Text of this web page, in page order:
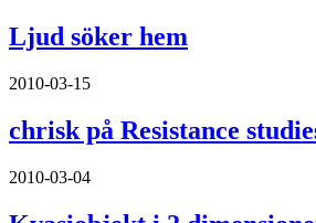
Ljud söker hem
2010-03-15
chrisk på Resistance
2010-03-04